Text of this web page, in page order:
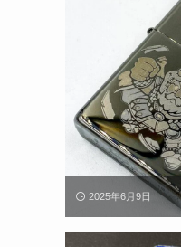
2025年6月9日